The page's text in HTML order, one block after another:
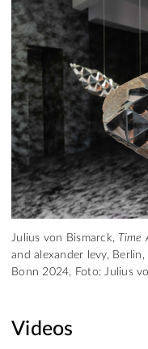
Julius von Bismarck, Time
and alexander levy,
Bonn 2024, Foto: Julius
Videos